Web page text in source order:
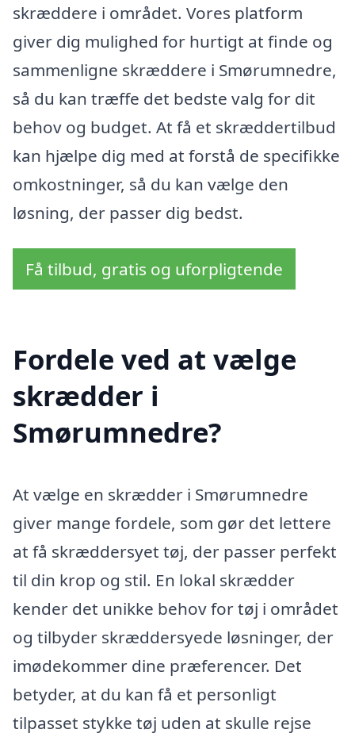
skræddere i området. Vores platform
giver dig mulighed for hurtigt at finde og
sammenligne skræddere i Smørumnedre,
så du kan træffe det bedste valg for dit
behov og budget. At få et skræddertilbud
kan hjælpe dig med at forstå de specifikke
omkostninger, så du kan vælge den
løsning, der passer dig bedst.
Få tilbud, gratis og uforpligtende
Fordele ved at vælge
skrædder i
Smørumnedre?
At vælge en skrædder i Smørumnedre
giver mange fordele, som gør det lettere
at få skræddersyet tøj, der passer perfekt
til din krop og stil. En lokal skrædder
kender det unikke behov for tøj i området
og tilbyder skræddersyede løsninger, der
imødekommer dine præferencer. Det
betyder, at du kan få et personligt
tilpasset stykke tøj uden at skulle rejse